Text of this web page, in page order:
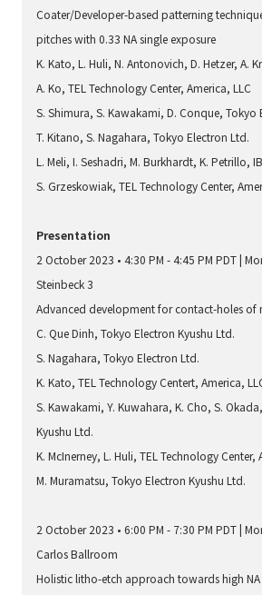
Coater/Developer-based patterning
pitches with 0.33 NA single exposure
K. Kato, L. Huli, N. Antonovich, D. Hetzer, A.
A. Ko, TEL Technology Center, America, LLC
S. Shimura, S. Kawakami, D. Conque, Tokyo
T. Kitano, S. Nagahara, Tokyo Electron Ltd.
L. Meli, I. Seshadri, M. Burkhardt, K. Petrillo,
S. Grzeskowiak, TEL Technology Center,
Presentation
2 October 2023 • 4:30 PM - 4:45 PM PDT |
Steinbeck 3
Advanced development for contact-holes of
C. Que Dinh, Tokyo Electron Kyushu Ltd.
S. Nagahara, Tokyo Electron Ltd.
K. Kato, TEL Technology Centert, America,
S. Kawakami, Y. Kuwahara, K. Cho, S.
Kyushu Ltd.
K. McInerney, L. Huli, TEL Technology Center,
M. Muramatsu, Tokyo Electron Kyushu Ltd.
2 October 2023 • 6:00 PM - 7:30 PM PDT |
Carlos Ballroom
Holistic litho-etch approach towards high NA